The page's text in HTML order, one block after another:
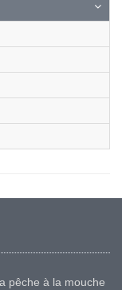
pêche à la mouche